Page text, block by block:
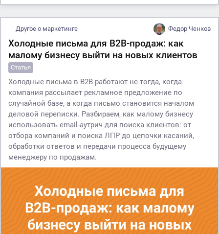
Другое о маркетинге Федор Ченков
Холодные письма для B2B-продаж: как
малому бизнесу выйти на новых клиентов
Статья
Холодные письма в B2B работают не тогда, когда
компания рассылает рекламное предложение по
случайной базе, а когда письмо становится началом
деловой переписки. Разбираем, как малому бизнесу
использовать email-аутрич для поиска клиентов: от
отбора компаний и поиска ЛПР до цепочки касаний,
обработки ответов и передачи процесса будущему
менеджеру по продажам.